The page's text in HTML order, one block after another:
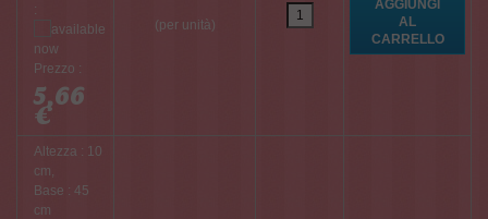
:
Prezzo :
5,66
€
(per unità)
Altezza : 10
cm,
Base : 45
cm